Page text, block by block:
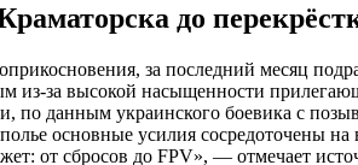
до
за последний месяц
из-за высокой насыщенности
по данным украинского боевика с
основные усилия сосредоточены на
от сбросов до FPV», — отмечает